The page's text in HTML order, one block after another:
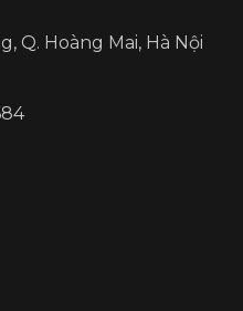
Q. Hoàng Mai, Hà Nội